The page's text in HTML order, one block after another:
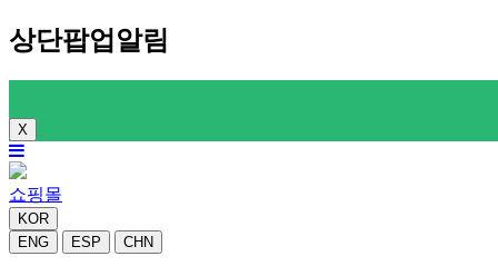
상단팝업알림
X
쇼핑몰
KOR
ENG
ESP CHN